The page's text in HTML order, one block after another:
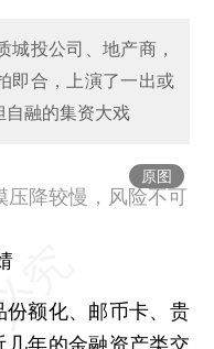
投公司、地产商，
即合，上演了一出或
自融的集资大戏
原图
压降较慢，风险不可
额化、邮币卡、贵
年的金融资产类交